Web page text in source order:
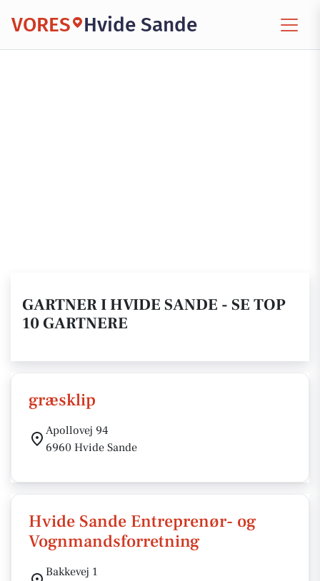
VORES Hvide Sande
GARTNER I HVIDE SANDE - SE TOP
10 GARTNERE
græsklip
Apollovej 94
6960 Hvide Sande
Hvide Sande Entreprenør- og
Vognmandsforretning
Bakkevej 1